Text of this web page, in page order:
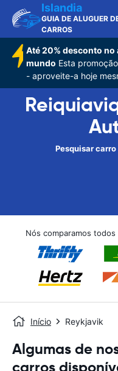
Islandia
GUIA DE ALUGUER
CARROS
Até 20% desconto
mundo Esta
- aproveite-a hoje
Pesquisar
Nós comparamos
Início Reykjavik
Algumas de
carros